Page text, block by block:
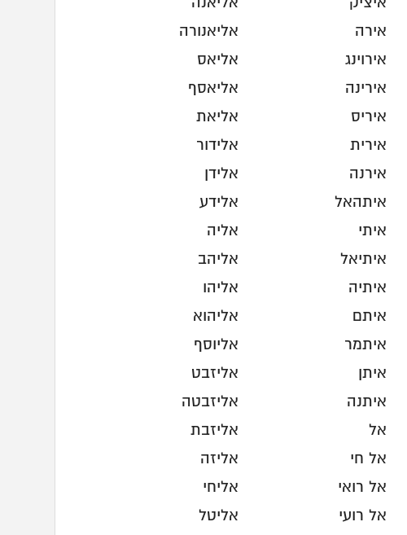
איציק
אירה
אירוינג
אירינה
איריס
אירית
אירנה
איתהאל
איתי
איתיאל
איתיה
איתם
איתמר
איתן
איתנה
אל
אל חי
אל רואי
אל רועי
אליאנה
אליאנורה
אליאס
אליאסף
אליאת
אלידור
אלידן
אלידע
אליה
אליהב
אליהו
אליהוא
אליוסף
אליזבט
אליזבטה
אליזבת
אליזה
אליחי
אליטל